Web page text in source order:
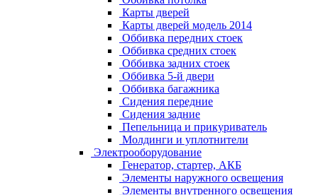
Карты дверей
Карты дверей модель 2014
Оббивка передних стоек
Оббивка средних стоек
Оббивка задних стоек
Оббивка 5-й двери
Оббивка багажника
Сидения передние
Сидения задние
Пепельница и прикуриватель
Молдинги и уплотнители
Электрооборудование
Генератор, стартер, АКБ
Элементы наружного освещения
Элементы внутренного освещения